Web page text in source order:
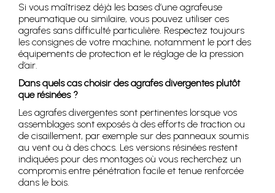
Si vous maîtrisez déjà les bases d’une agrafeuse
pneumatique ou similaire, vous pouvez utiliser ces
agrafes sans difficulté particulière. Respectez toujours
les consignes de votre machine, notamment le port des
équipements de protection et le réglage de la pression
d’air.
Dans quels cas choisir des agrafes divergentes plutôt
que résinées ?
Les agrafes divergentes sont pertinentes lorsque vos
assemblages sont exposés à des efforts de traction ou
de cisaillement, par exemple sur des panneaux soumis
au vent ou à des chocs. Les versions résinées restent
indiquées pour des montages où vous recherchez un
compromis entre pénétration facile et tenue renforcée
dans le bois.